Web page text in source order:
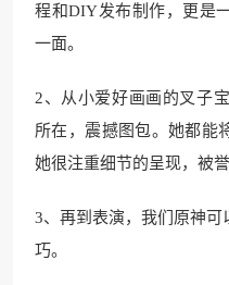
程和DIY发布制作，更是
一面。
2、从小爱好画画的叉子
所在，震撼图包。她都能
她很注重细节的呈现，被
3、再到表演，我们原神
巧。